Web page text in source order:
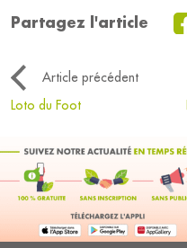
Partagez l'article
Article précédent
Loto du Foot